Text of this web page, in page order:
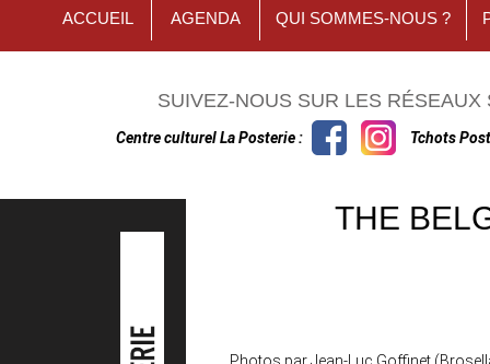
ACCUEIL AGENDA QUI SOMMES-NOUS ?
SUIVEZ-NOUS SUR LES RÉSEAUX
Centre culturel La Posterie : Tchots
THE